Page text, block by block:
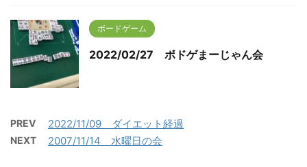
ボードゲーム
2022/02/27 ボドゲまーじゃん会
PREV 2022/11/09 ダイエット経過
NEXT 2007/11/14 水曜日の会